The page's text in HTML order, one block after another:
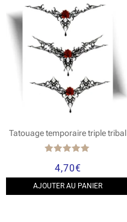
Tatouage temporaire triple tribal
5.00
sur 5
4,70€
AJOUTER AU PANIER